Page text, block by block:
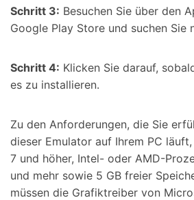
Schritt 3: Besuchen Sie über den
Google Play Store und suchen Sie
Schritt 4: Klicken Sie darauf,
es zu installieren.
Zu den Anforderungen, die Sie
dieser Emulator auf Ihrem PC
7 und höher, Intel- oder AMD-
und mehr sowie 5 GB freier
müssen die Grafiktreiber von